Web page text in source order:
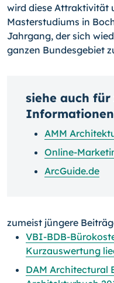
wird diese Attraktivität
Masterstudiums in
Jahrgang, der sich
ganzen Bundesgebiet
siehe auch
AMM
Online-
ArcGuide.de
zumeist jüngere
VBI-BDB-
Kurzauswertung
DAM Architectural